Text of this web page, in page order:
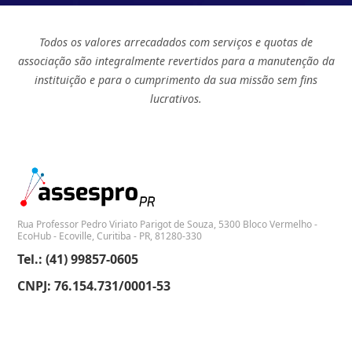
Todos os valores arrecadados com serviços e quotas de
associação são integralmente revertidos para a manutenção da
instituição e para o cumprimento da sua missão sem fins
lucrativos.
Rua Professor Pedro Viriato Parigot de Souza, 5300 Bloco Vermelho -
EcoHub - Ecoville, Curitiba - PR, 81280-330
Tel.: (41) 99857-0605
CNPJ: 76.154.731/0001-53